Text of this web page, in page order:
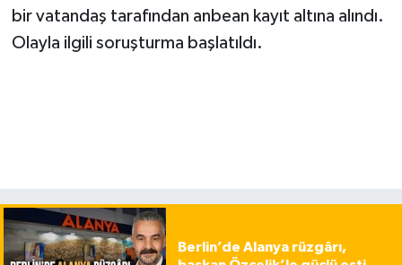
bir vatandaş tarafından anbean kayıt altına alındı.
Olayla ilgili soruşturma başlatıldı.
Berlin’de Alanya rüzgârı,